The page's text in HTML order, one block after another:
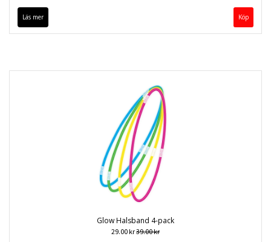
Läs mer
Glow Halsband 4-pack
29.00 kr39.00 kr